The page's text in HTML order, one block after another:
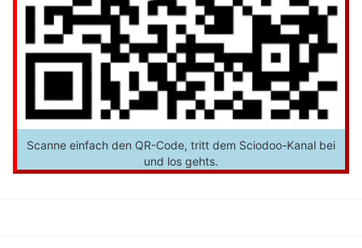
Scanne einfach den QR-Code, tritt dem Sciodoo-Kanal bei
und los gehts.